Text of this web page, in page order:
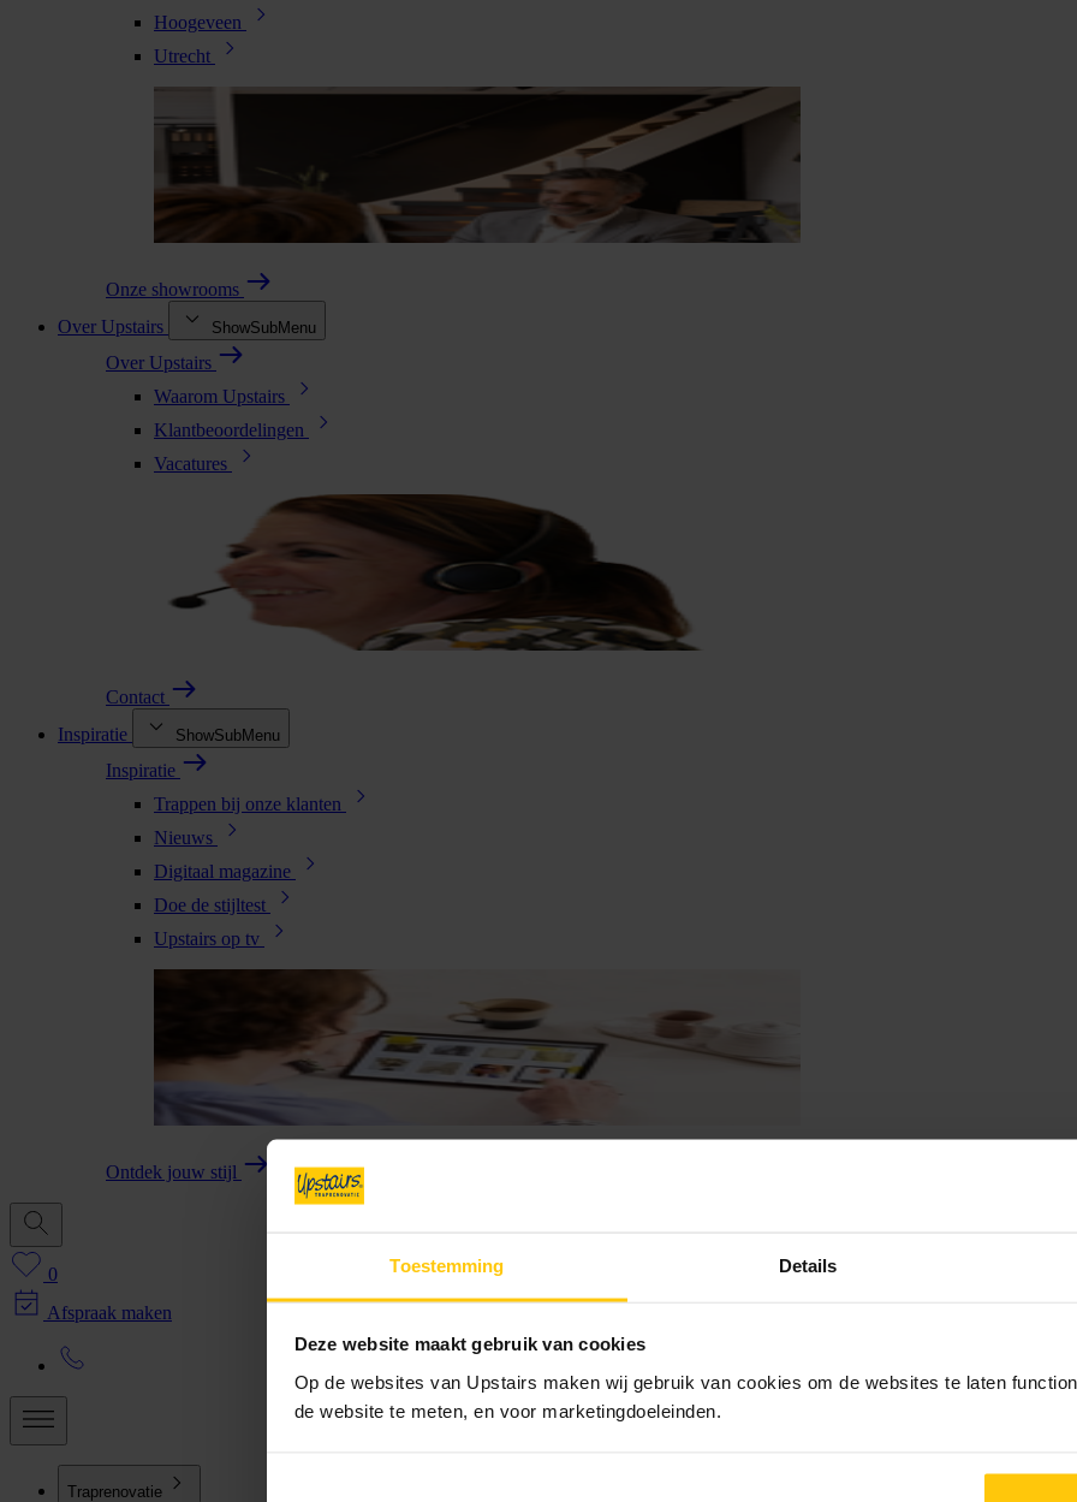
Toestemming Details
Deze website maakt gebruik van cookies
Op de websites van Upstairs maken wij gebruik van cookies om de websites te laten
de website te meten, en voor marketingdoeleinden.
Hoogeveen
Utrecht
Onze showrooms
Over Upstairs
ShowSubMenu
Over Upstairs
Waarom Upstairs
Klantbeoordelingen
Vacatures
Contact
Inspiratie
ShowSubMenu
Inspiratie
Trappen bij onze klanten
Nieuws
Digitaal magazine
Doe de stijltest
Upstairs op tv
Ontdek jouw stijl
0
Afspraak maken
Traprenovatie